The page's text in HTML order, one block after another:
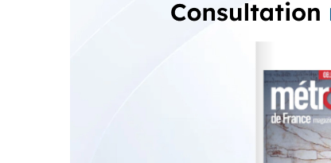
Note rentabilité des contrats de
La rentabilité des contrats de long terme a